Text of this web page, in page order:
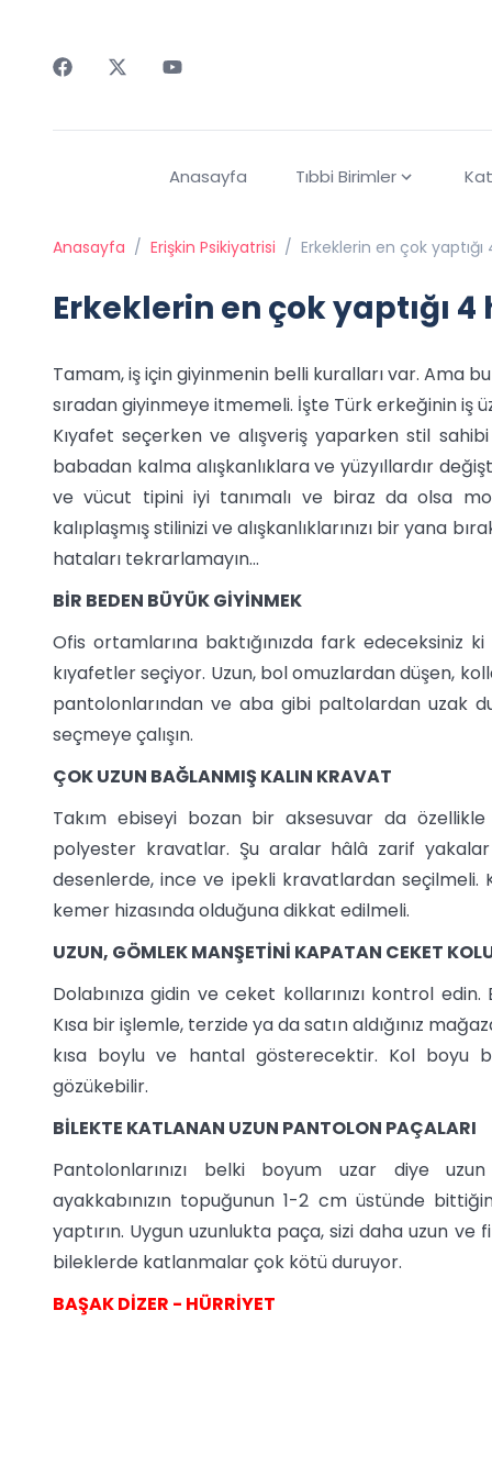
Anasayfa Tıbbi Birimler
Anasayfa / Erişkin Psikiyatrisi / Erkeklerin en çok
Erkeklerin en çok yaptığı
Tamam, iş için giyinmenin belli kuralları var. Ama
sıradan giyinmeye itmemeli. İşte Türk erkeğinin iş
Kıyafet seçerken ve alışveriş yaparken stil
babadan kalma alışkanlıklara ve yüzyıllardır
ve vücut tipini iyi tanımalı ve biraz da olsa
kalıplaşmış stilinizi ve alışkanlıklarınızı bir yana
hataları tekrarlamayın...
BİR BEDEN BÜYÜK GİYİNMEK
Ofis ortamlarına baktığınızda fark
kıyafetler seçiyor. Uzun, bol omuzlardan düşen,
pantolonlarından ve aba gibi paltolardan uzak
seçmeye çalışın.
ÇOK UZUN BAĞLANMIŞ KALIN KRAVAT
Takım ebiseyi bozan bir aksesuvar da
polyester kravatlar. Şu aralar hâlâ zarif
desenlerde, ince ve ipekli kravatlardan seçilmeli.
kemer hizasında olduğuna dikkat edilmeli.
UZUN, GÖMLEK MANŞETİNİ KAPATAN CEKET
Dolabınıza gidin ve ceket kollarınızı kontrol
Kısa bir işlemle, terzide ya da satın aldığınız
kısa boylu ve hantal gösterecektir. Kol boyu
gözükebilir.
BİLEKTE KATLANAN UZUN PANTOLON PAÇALARI
Pantolonlarınızı belki boyum uzar diye uzun
ayakkabınızın topuğunun 1-2 cm üstünde
yaptırın. Uygun uzunlukta paça, sizi daha uzun
bileklerde katlanmalar çok kötü duruyor.
BAŞAK DİZER - HÜRRİYET